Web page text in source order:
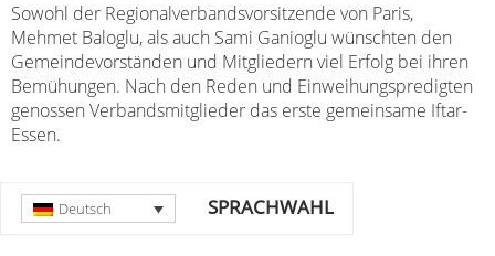
Sowohl der Regionalverbandsvorsitzende von Paris,
Mehmet Baloglu, als auch Sami Ganioglu wünschten den
Gemeindevorständen und Mitgliedern viel Erfolg bei ihren
Bemühungen. Nach den Reden und Einweihungspredigten
genossen Verbandsmitglieder das erste gemeinsame Iftar-
Essen.
SPRACHWAHL
Deutsch